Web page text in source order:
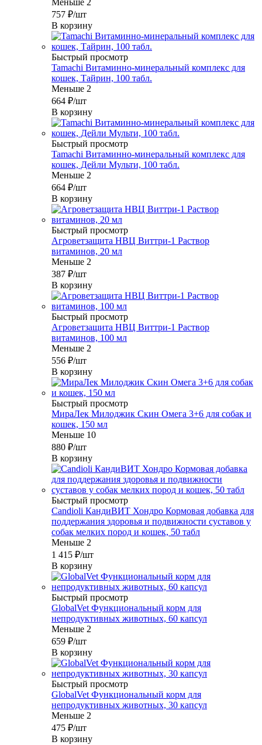
Меньше 2
757 ₽/шт
В корзину
Быстрый просмотр
Tamachi Витаминно-минеральный комплекс для
кошек, Тайрин, 100 табл.
Меньше 2
664 ₽/шт
В корзину
Быстрый просмотр
Tamachi Витаминно-минеральный комплекс для
кошек, Дейли Мульти, 100 табл.
Меньше 2
664 ₽/шт
В корзину
Быстрый просмотр
Агроветзащита НВЦ Виттри-1 Раствор
витаминов, 20 мл
Меньше 2
387 ₽/шт
В корзину
Быстрый просмотр
Агроветзащита НВЦ Виттри-1 Раствор
витаминов, 100 мл
Меньше 2
556 ₽/шт
В корзину
Быстрый просмотр
МираЛек Милоджик Скин Омега 3+6 для собак и
кошек, 150 мл
Меньше 10
880 ₽/шт
В корзину
Быстрый просмотр
Candioli КандиВИТ Хондро Кормовая добавка для
поддержания здоровья и подвижности суставов у
собак мелких пород и кошек, 50 табл
Меньше 2
1 415 ₽/шт
В корзину
Быстрый просмотр
GlobalVet Функциональный корм для
непродуктивных животных, 60 капсул
Меньше 2
659 ₽/шт
В корзину
Быстрый просмотр
GlobalVet Функциональный корм для
непродуктивных животных, 30 капсул
Меньше 2
475 ₽/шт
В корзину